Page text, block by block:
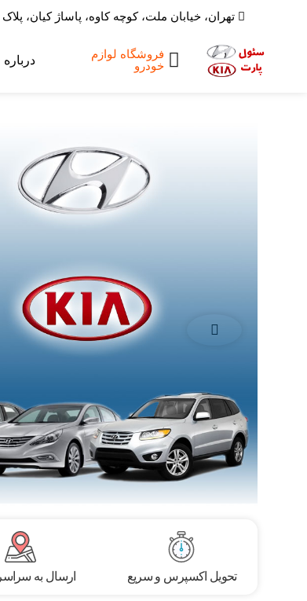
تهران، خیابان ملت، کوچه کاوه، پاساژ کیان، پلاک 105
صفحه اصلی
فروشگاه لوازم
خودرو
درباره
تحویل اکسپرس و سریع ارسال به